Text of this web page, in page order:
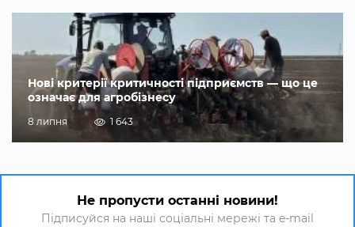
Нові критерії критичності підприємств — що це
означає для агробізнесу
8 липня 1 643
Не пропусти останні новини!
Підписуйся на наші соціальні мережі та e-mail